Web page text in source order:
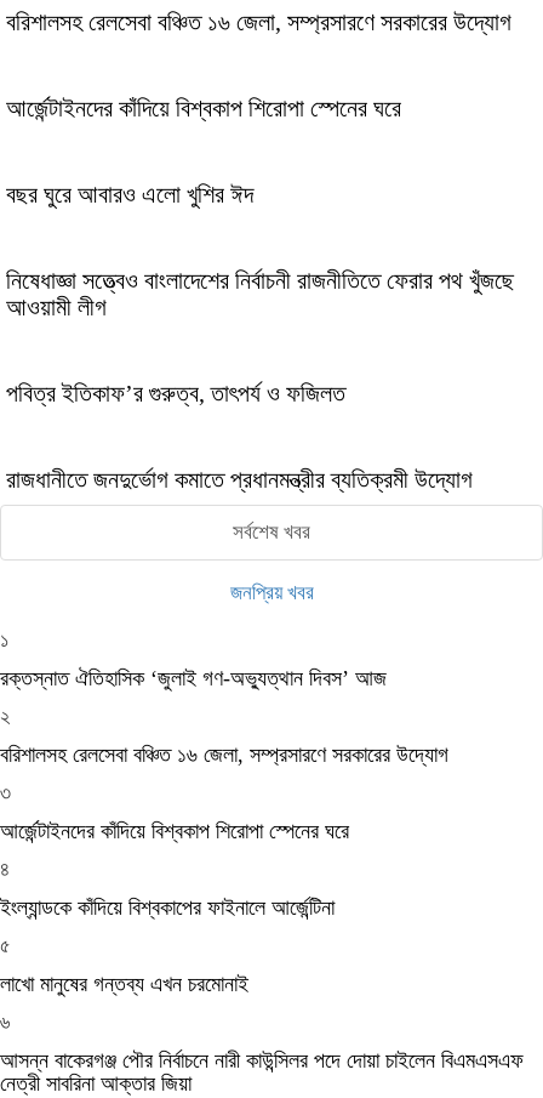
বরিশালসহ রেলসেবা বঞ্চিত ১৬ জেলা, সম্প্রসারণে সরকারের উদ্যোগ
আর্জেন্টাইনদের কাঁদিয়ে বিশ্বকাপ শিরোপা স্পেনের ঘরে
বছর ঘুরে আবারও এলো খুশির ঈদ
নিষেধাজ্ঞা সত্ত্বেও বাংলাদেশের নির্বাচনী রাজনীতিতে ফেরার পথ খুঁজছে
আওয়ামী লীগ
পবিত্র ইতিকাফ’র গুরুত্ব, তাৎপর্য ও ফজিলত
রাজধানীতে জনদুর্ভোগ কমাতে প্রধানমন্ত্রীর ব্যতিক্রমী উদ্যােগ
সর্বশেষ খবর
জনপ্রিয় খবর
১
রক্তস্নাত ঐতিহাসিক ‌‘জুলাই গণ-অভ্যুত্থান দিবস’ আজ
২
বরিশালসহ রেলসেবা বঞ্চিত ১৬ জেলা, সম্প্রসারণে সরকারের উদ্যোগ
৩
আর্জেন্টাইনদের কাঁদিয়ে বিশ্বকাপ শিরোপা স্পেনের ঘরে
৪
ইংল্যান্ডকে কাঁদিয়ে বিশ্বকাপের ফাইনালে আর্জেন্টিনা
৫
লাখো মানুষের গন্তব্য এখন চরমোনাই
৬
আসন্ন বাকেরগঞ্জ পৌর নির্বাচনে নারী কাউন্সিলর পদে দোয়া চাইলেন বিএমএসএফ
নেত্রী সাবরিনা আক্তার জিয়া